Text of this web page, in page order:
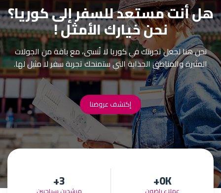
هل أنت مستعد للسفر إلى كوريا؟
نحن خيارك الأمثل !
نحن هنا لجعل تجربتك في كوريا لا تُنسى، مع باقة من الجولات
المثيرة والمناطق الجذابة التي ستمنحك تجربة سفر لا مثيل لها.
إكتشف عروضنا
0K+
3
+